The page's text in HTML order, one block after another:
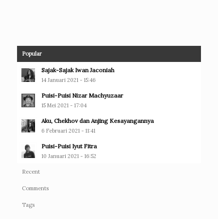
Popular
Sajak-Sajak Iwan Jaconiah
14 Januari 2021 - 15:46
Puisi-Puisi Nizar Machyuzaar
15 Mei 2021 - 17:04
Aku, Chekhov dan Anjing Kesayangannya
6 Februari 2021 - 11:41
Puisi-Puisi Iyut Fitra
10 Januari 2021 - 16:52
Recent
Comments
Tags